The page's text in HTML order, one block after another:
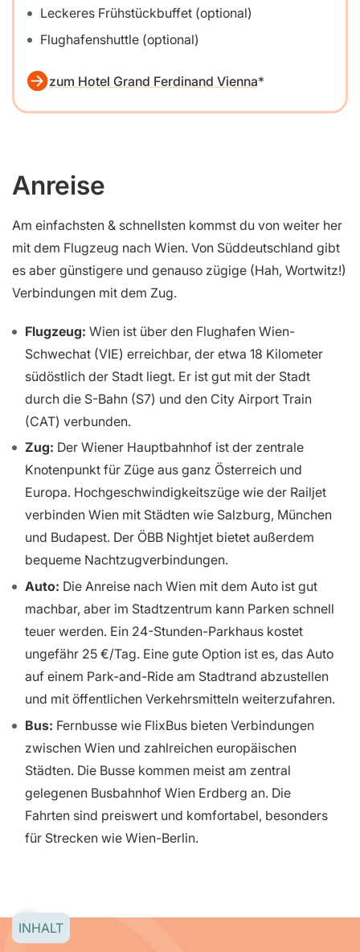
Leckeres Frühstückbuffet (optional)
Flughafenshuttle (optional)
zum Hotel Grand Ferdinand Vienna
Anreise
Am einfachsten & schnellsten kommst du von weiter her
mit dem Flugzeug nach Wien. Von Süddeutschland gibt
es aber günstigere und genauso zügige (Hah, Wortwitz!)
Verbindungen mit dem Zug.
Flugzeug: Wien ist über den Flughafen Wien-
Schwechat (VIE) erreichbar, der etwa 18 Kilometer
südöstlich der Stadt liegt. Er ist gut mit der Stadt
durch die S-Bahn (S7) und den City Airport Train
(CAT) verbunden.
Zug: Der Wiener Hauptbahnhof ist der zentrale
Knotenpunkt für Züge aus ganz Österreich und
Europa. Hochgeschwindigkeitszüge wie der Railjet
verbinden Wien mit Städten wie Salzburg, München
und Budapest. Der ÖBB Nightjet bietet außerdem
bequeme Nachtzugverbindungen.
Auto: Die Anreise nach Wien mit dem Auto ist gut
machbar, aber im Stadtzentrum kann Parken schnell
teuer werden. Ein 24-Stunden-Parkhaus kostet
ungefähr 25 €/Tag. Eine gute Option ist es, das Auto
auf einem Park-and-Ride am Stadtrand abzustellen
und mit öffentlichen Verkehrsmitteln weiterzufahren.
Bus: Fernbusse wie FlixBus bieten Verbindungen
zwischen Wien und zahlreichen europäischen
Städten. Die Busse kommen meist am zentral
gelegenen Busbahnhof Wien Erdberg an. Die
Fahrten sind preiswert und komfortabel, besonders
für Strecken wie Wien-Berlin.
INHALT